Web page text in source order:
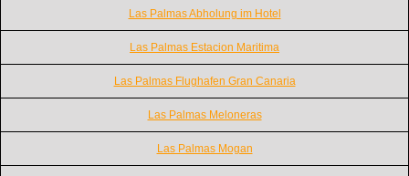
Las Palmas Abholung im Hotel
Las Palmas Estacion Maritima
Las Palmas Flughafen Gran Canaria
Las Palmas Meloneras
Las Palmas Mogan